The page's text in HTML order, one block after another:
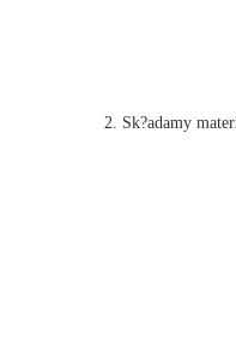
2. Sk?adamy